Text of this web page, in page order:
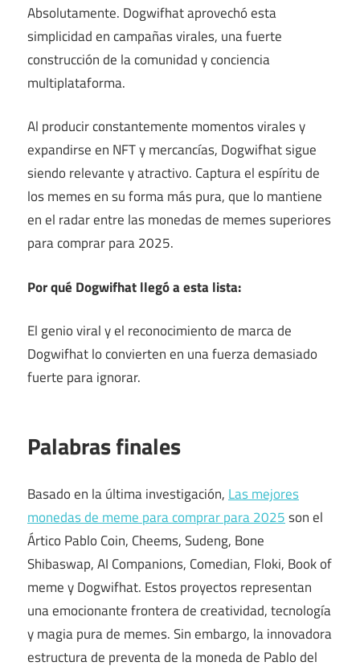
Absolutamente. Dogwifhat aprovechó esta
simplicidad en campañas virales, una fuerte
construcción de la comunidad y conciencia
multiplataforma.
Al producir constantemente momentos virales y
expandirse en NFT y mercancías, Dogwifhat sigue
siendo relevante y atractivo. Captura el espíritu de
los memes en su forma más pura, que lo mantiene
en el radar entre las monedas de memes superiores
para comprar para 2025.
Por qué Dogwifhat llegó a esta lista:
El genio viral y el reconocimiento de marca de
Dogwifhat lo convierten en una fuerza demasiado
fuerte para ignorar.
Palabras finales
Basado en la última investigación, Las mejores
monedas de meme para comprar para 2025son el
Ártico Pablo Coin, Cheems, Sudeng, Bone
Shibaswap, AI Companions, Comedian, Floki, Book of
meme y Dogwifhat. Estos proyectos representan
una emocionante frontera de creatividad, tecnología
y magia pura de memes. Sin embargo, la innovadora
estructura de preventa de la moneda de Pablo del